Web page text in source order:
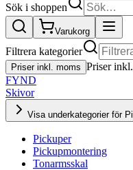
Sök i shoppen
Varukorg
Filtrera kategorier
Priser inkl. moms Priser
FYND
Skivor
Visa underkategorier för
Pickuper
Pickupmontering
Tonarmsskal